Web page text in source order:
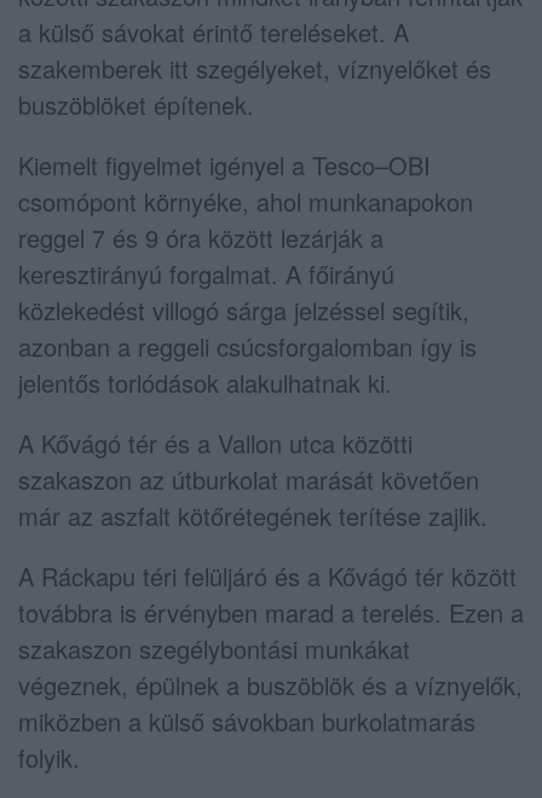
a külső sávokat érintő tereléseket. A
szakemberek itt szegélyeket, víznyelőket és
buszöblöket építenek.
Kiemelt figyelmet igényel a Tesco–OBI
csomópont környéke, ahol munkanapokon
reggel 7 és 9 óra között lezárják a
keresztirányú forgalmat. A főirányú
közlekedést villogó sárga jelzéssel segítik,
azonban a reggeli csúcsforgalomban így is
jelentős torlódások alakulhatnak ki.
A Kővágó tér és a Vallon utca közötti
szakaszon az útburkolat marását követően
már az aszfalt kötőrétegének terítése zajlik.
A Ráckapu téri felüljáró és a Kővágó tér között
továbbra is érvényben marad a terelés. Ezen a
szakaszon szegélybontási munkákat
végeznek, épülnek a buszöblök és a víznyelők,
miközben a külső sávokban burkolatmarás
folyik.